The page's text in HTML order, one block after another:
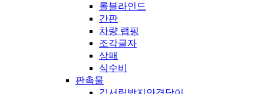
롤블라인드
간판
차량 랩핑
조각글자
상패
식수비
판촉물